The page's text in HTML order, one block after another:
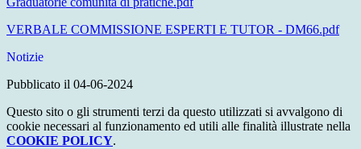
VERBALE COMMISSIONE ESPERTI E TUTOR - DM66.pdf
Notizie
Pubblicato il 04-06-2024
Questo sito o gli strumenti terzi da questo utilizzati si avvalgono di
cookie necessari al funzionamento ed utili alle finalità illustrate nella
COOKIE POLICY.